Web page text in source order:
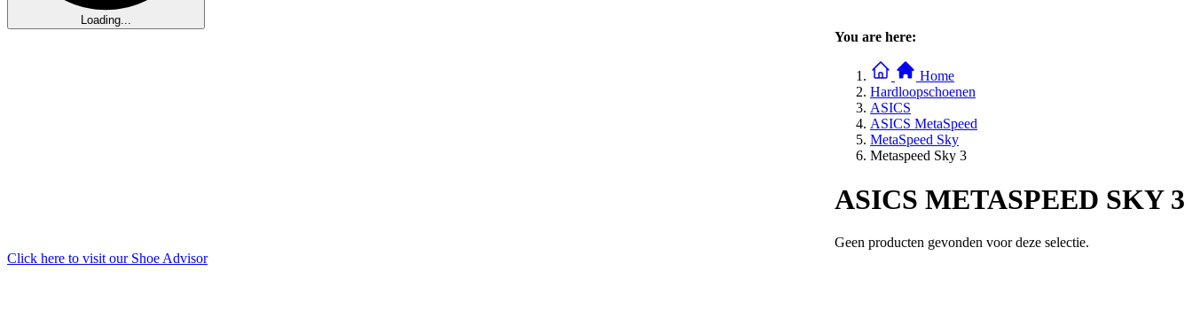
Loading...
You are here:
Home
Hardloopschoenen
ASICS
ASICS MetaSpeed
MetaSpeed Sky
Metaspeed Sky 3
ASICS METASPEED SKY 3
Geen producten gevonden voor deze selectie.
Click here to visit our Shoe Advisor